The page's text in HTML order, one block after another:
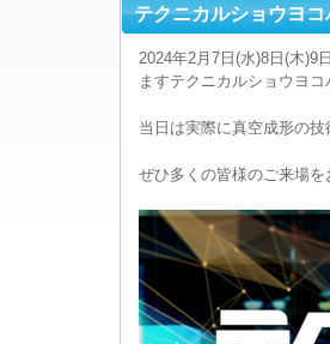
テクニカルショウヨ
2024年2月7日(水)8日(木)9
ますテクニカルショウヨコ
当日は実際に真空成形の
ぜひ多くの皆様のご来場を